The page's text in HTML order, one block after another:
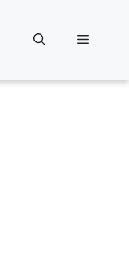
Menü